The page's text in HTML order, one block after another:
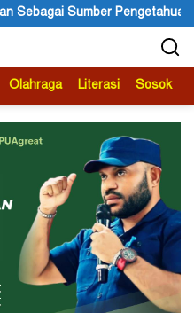
Ketua APS Papua
Olahraga Literasi Sosok